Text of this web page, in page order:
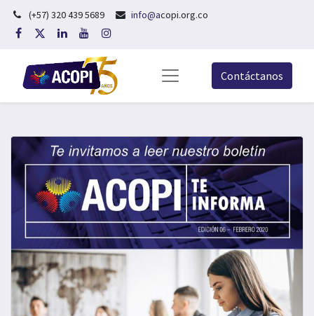
(+57) 320 439 5689 info@acopi.org.co
Contáctanos